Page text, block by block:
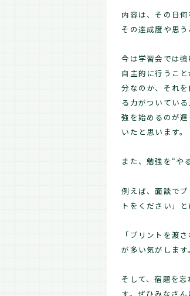
内容は、その日
その達成度や思う
今は学習会では
自主的に行うこ
分なのか、それ
る力がついてい
強を始めるのが
いたと思います。
また、勉強を“や
例えば、面談で
トをください」
「プリントを渡
が多い気がします
そして、宿題を
す。ぜひみなさ